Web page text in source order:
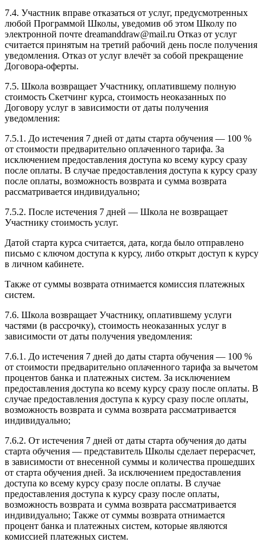
7.4. Участник вправе отказаться от услуг, предусмотренных
любой Программой Школы, уведомив об этом Школу по
электронной почте dreamanddraw@mail.ru Отказ от услуг
считается принятым на третий рабочий день после получения
уведомления. Отказ от услуг влечёт за собой прекращение
Договора-оферты.
7.5. Школа возвращает Участнику, оплатившему полную
стоимость Скетчинг курса, стоимость неоказанных по
Договору услуг в зависимости от даты получения
уведомления:
7.5.1. До истечения 7 дней от даты старта обучения — 100 %
от стоимости предварительно оплаченного тарифа. За
исключением предоставления доступа ко всему курсу сразу
после оплаты. В случае предоставления доступа к курсу сразу
после оплаты, возможность возврата и сумма возврата
рассматривается индивидуально;
7.5.2. После истечения 7 дней — Школа не возвращает
Участнику стоимость услуг.
Датой старта курса считается, дата, когда было отправлено
письмо с ключом доступа к курсу, либо открыт доступ к курсу
в личном кабинете.
Также от суммы возврата отнимается комиссия платежных
систем.
7.6. Школа возвращает Участнику, оплатившему услуги
частями (в рассрочку), стоимость неоказанных услуг в
зависимости от даты получения уведомления:
7.6.1. До истечения 7 дней до даты старта обучения — 100 %
от стоимости предварительно оплаченного тарифа за вычетом
процентов банка и платежных систем. За исключением
предоставления доступа ко всему курсу сразу после оплаты. В
случае предоставления доступа к курсу сразу после оплаты,
возможность возврата и сумма возврата рассматривается
индивидуально;
7.6.2. От истечения 7 дней от даты старта обучения до даты
старта обучения — представитель Школы сделает перерасчет,
в зависимости от внесенной суммы и количества прошедших
от старта обучения дней. За исключением предоставления
доступа ко всему курсу сразу после оплаты. В случае
предоставления доступа к курсу сразу после оплаты,
возможность возврата и сумма возврата рассматривается
индивидуально; Также от суммы возврата отнимается
процент банка и платежных систем, которые являются
комиссией платежных систем.